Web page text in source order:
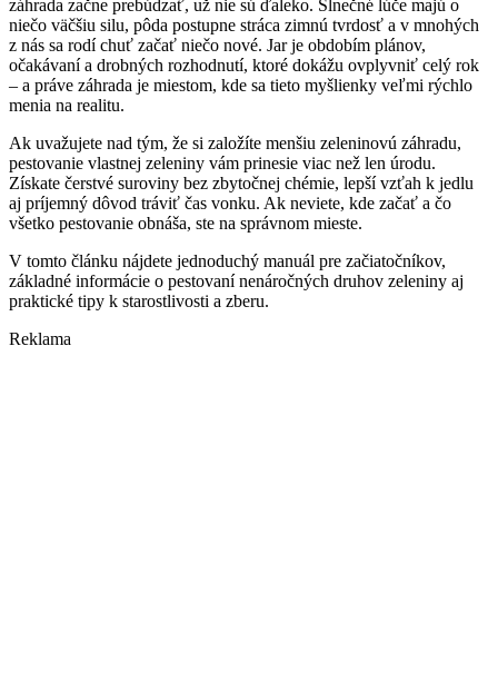
záhrada začne prebúdzať, už nie sú ďaleko. Slnečné lúče majú o
niečo väčšiu silu, pôda postupne stráca zimnú tvrdosť a v mnohých
z nás sa rodí chuť začať niečo nové. Jar je obdobím plánov,
očakávaní a drobných rozhodnutí, ktoré dokážu ovplyvniť celý rok
– a práve záhrada je miestom, kde sa tieto myšlienky veľmi rýchlo
menia na realitu.
Ak uvažujete nad tým, že si založíte menšiu zeleninovú záhradu,
pestovanie vlastnej zeleniny vám prinesie viac než len úrodu.
Získate čerstvé suroviny bez zbytočnej chémie, lepší vzťah k jedlu
aj príjemný dôvod tráviť čas vonku. Ak neviete, kde začať a čo
všetko pestovanie obnáša, ste na správnom mieste.
V tomto článku nájdete jednoduchý manuál pre začiatočníkov,
základné informácie o pestovaní nenáročných druhov zeleniny aj
praktické tipy k starostlivosti a zberu.
Reklama